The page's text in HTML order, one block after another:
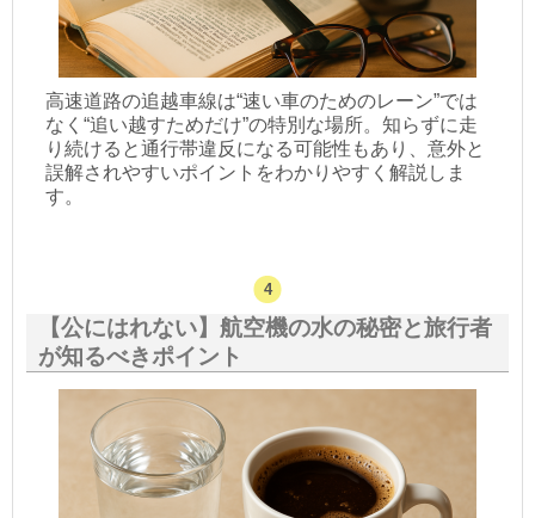
高速道路の追越車線は“速い車のためのレーン”では
なく“追い越すためだけ”の特別な場所。知らずに走
り続けると通行帯違反になる可能性もあり、意外と
誤解されやすいポイントをわかりやすく解説しま
す。
【公にはれない】航空機の水の秘密と旅行者
が知るべきポイント